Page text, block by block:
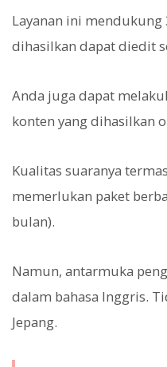
Layanan ini mendukung
dihasilkan dapat diedit
Anda juga dapat
konten yang dihasilkan
Kualitas suaranya
memerlukan paket
bulan).
Namun, antarmuka
dalam bahasa Inggris.
Jepang.